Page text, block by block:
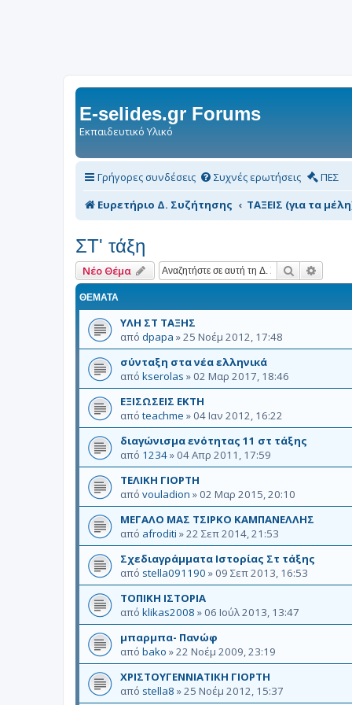
E-selides.gr Forums
Εκπαιδευτικό Υλικό
Γρήγορες συνδέσεις Συχνές ερωτήσεις ΠΕΣ
Ευρετήριο Δ. Συζήτησης
ΤΑΞΕΙΣ (για τα
ΣΤ' τάξη
Νέο Θέμα Αναζήτηση
ΘΈΜΑΤΑ
ΥΛΗ ΣΤ ΤΑΞΗΣ
από dpapa »25 Νοέμ 2012, 17:48
σύνταξη στα νέα ελληνικά
από kserolas » 02 Μαρ 2017, 18:46
ΕΞΙΣΩΣΕΙΣ ΕΚΤΗ
από teachme » 04 Ιαν 2012, 16:22
διαγώνισμα ενότητας 11 στ τάξης
από 1234» 04 Απρ 2011, 17:59
ΤΕΛΙΚΗ ΓΙΟΡΤΗ
από vouladion » 02 Μαρ 2015, 20:10
ΜΕΓΑΛΟ ΜΑΣ ΤΣΙΡΚΟ ΚΑΜΠΑΝΕΛΛΗΣ
από afroditi »22 Σεπ 2014, 21:53
Σχεδιαγράμματα Ιστορίας Στ τάξης
από stella091190 » 09 Σεπ 2013, 16:53
ΤΟΠΙΚΗ ΙΣΤΟΡΙΑ
από klikas2008 » 06 Ιούλ 2013, 13:47
μπαρμπα- Πανώφ
από bako »22 Νοέμ 2009, 23:19
ΧΡΙΣΤΟΥΓΕΝΝΙΑΤΙΚΗ ΓΙΟΡΤΗ
από stella8 »25 Νοέμ 2012, 15:37